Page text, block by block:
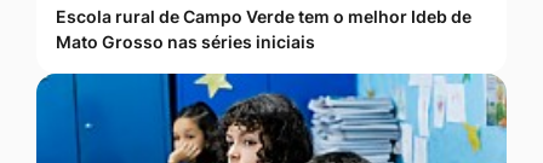
Escola rural de Campo Verde tem o melhor Ideb de
Mato Grosso nas séries iniciais